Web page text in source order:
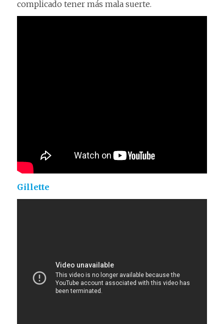
complicado tener más mala suerte.
Gillette